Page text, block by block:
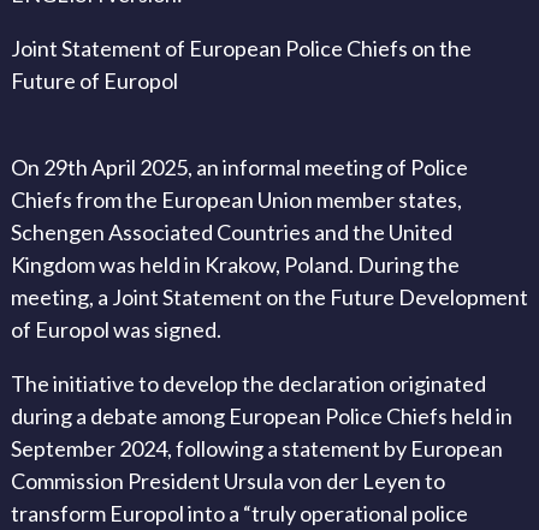
Joint Statement of European Police Chiefs on the
Future of Europol
On 29th April 2025, an informal meeting of Police
Chiefs from the European Union member states,
Schengen Associated Countries and the United
Kingdom was held in Krakow, Poland. During the
meeting, a Joint Statement on the Future Development
of Europol was signed.
The initiative to develop the declaration originated
during a debate among European Police Chiefs held in
September 2024, following a statement by European
Commission President Ursula von der Leyen to
transform Europol into a “truly operational police